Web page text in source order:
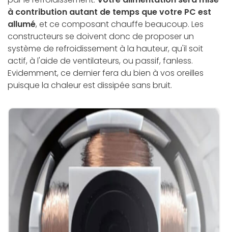
à contribution autant de temps que votre PC est
allumé, et ce composant chauffe beaucoup. Les
constructeurs se doivent donc de proposer un
système de refroidissement à la hauteur, qu'il soit
actif, à l'aide de ventilateurs, ou passif, fanless.
Evidemment, ce dernier fera du bien à vos oreilles
puisque la chaleur est dissipée sans bruit.